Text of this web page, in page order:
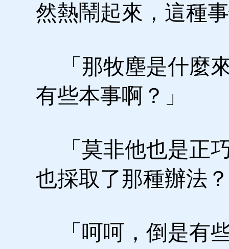
然熱鬧起來，這種
「那牧塵是什麼
有些本事啊？」
「莫非他也是正
也採取了那種辦法
「呵呵，倒是有